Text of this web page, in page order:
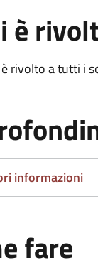
è
rivolto a tutti i
informazioni
fare